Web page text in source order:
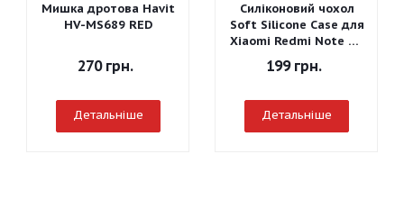
Мишка дротова Havit
HV-MS689 RED
270грн.
Детальніше
Силіконовий чохол
Soft Silicone Case для
Xiaomi Redmi Note 7 -
Graphite Gray
199грн.
Детальніше